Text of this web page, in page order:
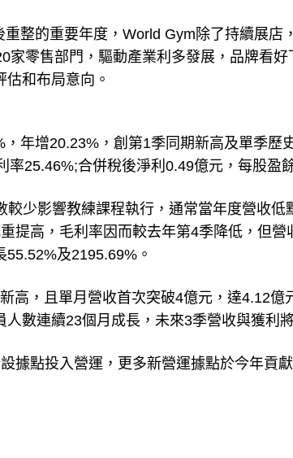
整的重要年度，World Gym除了持續展店
家零售部門，驅動產業利多發展，品牌看好
和布局意向。
年增20.23%，創第1季同期新高及單季歷
25.46%;合併稅後淨利0.49億元，每股盈
少影響教練課程執行，通常當年度營收低
提高，毛利率因而較去年第4季降低，但營
及2195.69%。
高，且單月營收首次突破4億元，達4.12億
數連續23個月成長，未來3季營收與獲利
據點投入營運，更多新營運據點於今年貢